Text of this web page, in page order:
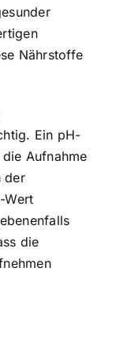
Nährstoffe
Ein pH-
Aufnahme
der
Wert
die